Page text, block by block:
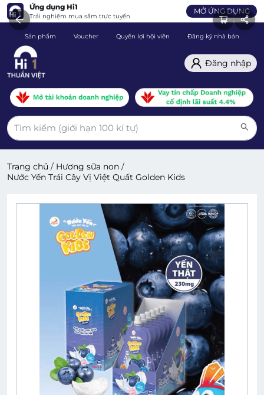
Ứng dụng Hi1
Trải nghiệm mua sắm trực tuyến
MỞ ỨNG DỤNG
Sản phẩm Voucher Quyền lợi hội viên Đăng ký nhà bán
Đăng nhập
Trang chủ / Hương sữa non /
Nước Yến Trái Cây Vị Việt Quất Golden Kids